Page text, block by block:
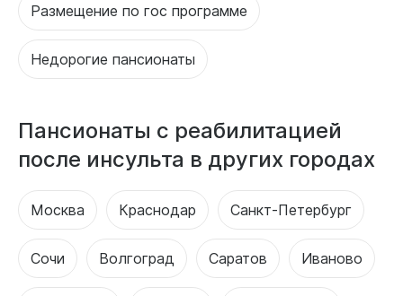
Размещение по гос программе
Недорогие пансионаты
Пансионаты с реабилитацией
после инсульта в других городах
Москва Краснодар Санкт-Петербург
Сочи Волгоград Саратов Иваново